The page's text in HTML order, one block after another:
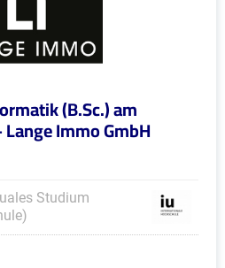
(B.Sc.) am
Immo GmbH
Studium